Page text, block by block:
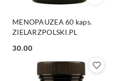
MENOPAUZEA 60 kaps.
ZIELARZPOLSKI.PL
Cena:
30.00